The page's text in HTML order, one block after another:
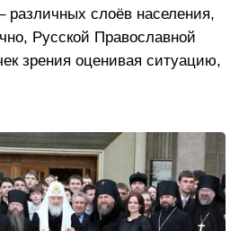
различных слоёв населения,
Русской Православной
зрения оценивая ситуацию,